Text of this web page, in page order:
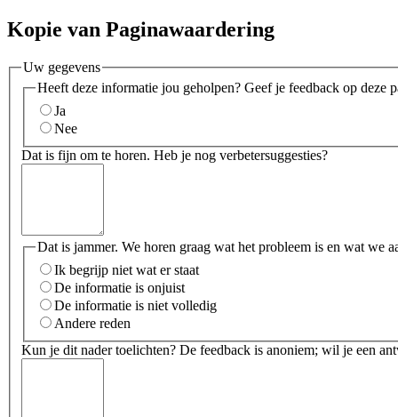
Kopie van Paginawaardering
Uw gegevens
Heeft deze informatie jou geholpen? Geef je feedback op deze
Ja
Nee
Dat is fijn om te horen. Heb je nog verbetersuggesties?
Dat is jammer. We horen graag wat het probleem is en wat we
Ik begrijp niet wat er staat
De informatie is onjuist
De informatie is niet volledig
Andere reden
Kun je dit nader toelichten? De feedback is anoniem; wil je een